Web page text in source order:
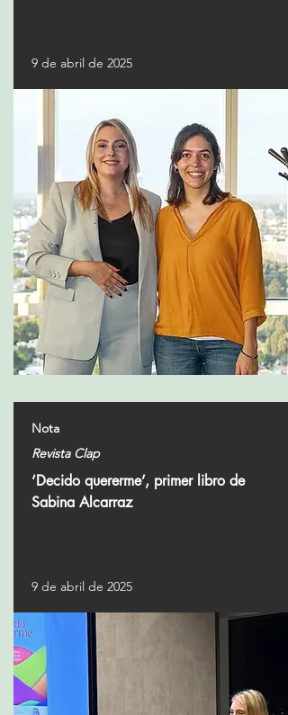
9 de abril de 2025
Nota
Revista Clap
‘Decido quererme’, primer libro de
Sabina Alcarraz
9 de abril de 2025